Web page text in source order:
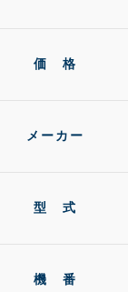
価 格
メーカー
型 式
機 番